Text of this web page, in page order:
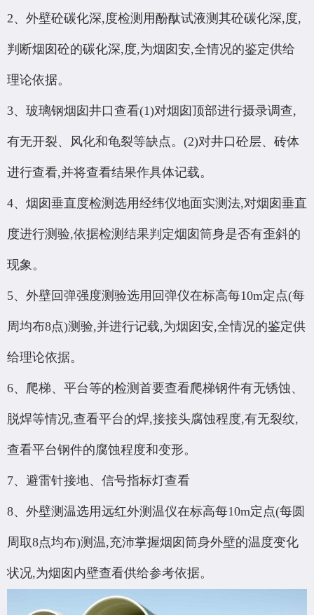
2、外壁砼碳化深,度检测用酚酞试液测其砼碳化深,度,
判断烟囱砼的碳化深,度,为烟囱安,全情况的鉴定供给
理论依据。
3、玻璃钢烟囱井口查看(1)对烟囱顶部进行摄录调查,
有无开裂、风化和龟裂等缺点。(2)对井口砼层、砖体
进行查看,并将查看结果作具体记载。
4、烟囱垂直度检测选用经纬仪地面实测法,对烟囱垂直
度进行测验,依据检测结果判定烟囱筒身是否有歪斜的
现象。
5、外壁回弹强度测验选用回弹仪在标高每10m定点(每
周均布8点)测验,并进行记载,为烟囱安,全情况的鉴定供
给理论依据。
6、爬梯、平台等的检测首要查看爬梯钢件有无锈蚀、
脱焊等情况,查看平台的焊,接接头腐蚀程度,有无裂纹,
查看平台钢件的腐蚀程度和变形。
7、避雷针接地、信号指标灯查看
8、外壁测温选用远红外测温仪在标高每10m定点(每圆
周取8点均布)测温,充沛掌握烟囱筒身外壁的温度变化
状况,为烟囱内壁查看供给参考依据。